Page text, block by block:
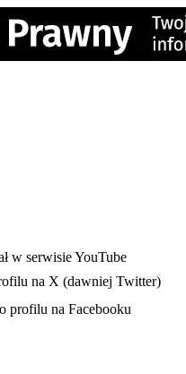
karcie
w serwisie YouTube
na X (dawniej Twitter)
karcie
profilu na Facebooku